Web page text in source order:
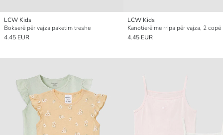
LCW Kids
Bokserë për vajza paketim treshe
4.45 EUR
LCW Kids
Kanotierë me rripa për vajza, 2 copë
4.45 EUR